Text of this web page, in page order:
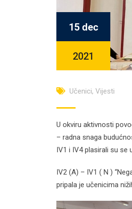
15 dec
2021
Učenici, Vijesti
U okviru aktivnosti
– radna snaga
IV1 i IV4 plasirali su se
IV2 (A) – IV1 ( N )
pripala je učenicima